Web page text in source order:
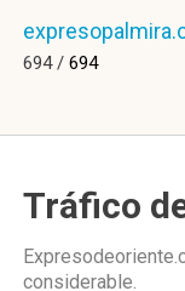
694 / 694
Tráfico
considerable.